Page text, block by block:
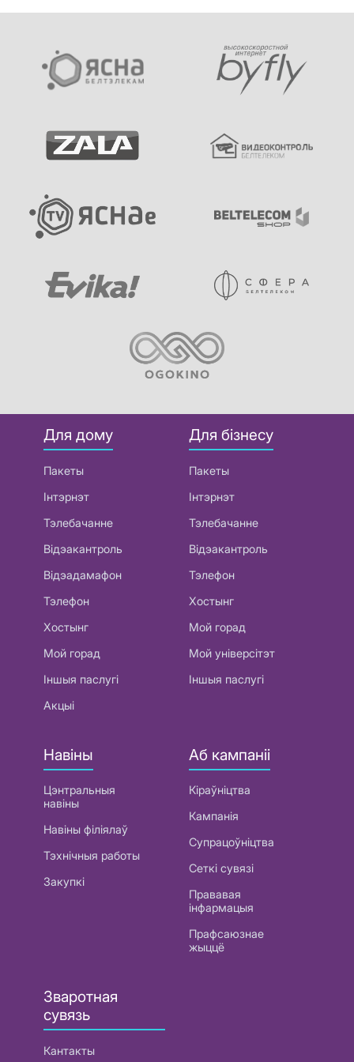
Для дому
Пакеты
Інтэрнэт
Тэлебачанне
Відэакантроль
Відэадамафон
Тэлефон
Хостынг
Мой горад
Іншыя паслугі
Акцыі
Для бізнесу
Пакеты
Інтэрнэт
Тэлебачанне
Відэакантроль
Тэлефон
Хостынг
Мой горад
Мой універсітэт
Іншыя паслугі
Навіны
Цэнтральныя
навіны
Навіны філіялаў
Тэхнічныя работы
Закупкі
Аб кампаніі
Кіраўніцтва
Кампанія
Супрацоўніцтва
Сеткі сувязі
Прававая
інфармацыя
Прафсаюзнае
жыццё
Зваротная
сувязь
Кантакты